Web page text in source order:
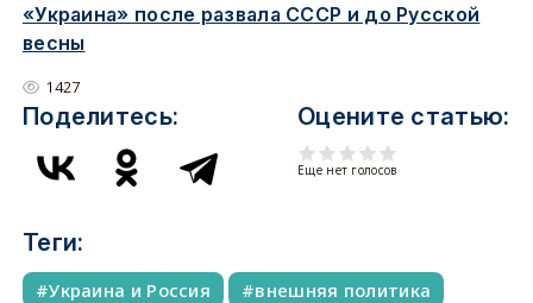
«Украина» после развала СССР и до Русской
весны
1427
Поделитесь: Оцените статью:
Еще нет голосов
Теги:
Украина и Россия внешняя политика